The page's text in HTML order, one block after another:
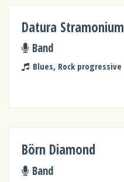
Datura Stramonium
Band
Blues, Rock progressive
Börn Diamond
Band